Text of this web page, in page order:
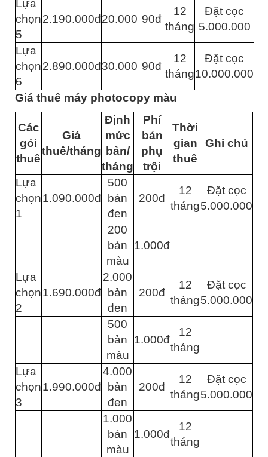
Lựa
chọn
5
2.190.000đ20.000 90đ
12
tháng
Đặt cọc
5.000.000
Lựa
chọn
6
2.890.000đ30.000 90đ
12
tháng
Đặt cọc
10.000.000
Giá thuê máy photocopy màu
Các
gói
thuê
Giá
thuê/tháng
Định
mức
bản/
tháng
Phí
bản
phụ
trội
Thời
gian
thuê
Ghi chú
Lựa
chọn
1
1.090.000đ
500
bản
đen
200đ
12
tháng
Đặt cọc
5.000.000
200
bản
màu
1.000đ
Lựa
chọn
2
1.690.000đ
2.000
bản
đen
200đ
12
tháng
Đặt cọc
5.000.000
500
bản
màu
1.000đ
12
tháng
Lựa
chọn
3
1.990.000đ
4.000
bản
đen
200đ
12
tháng
Đặt cọc
5.000.000
1.000
bản
màu
1.000đ
12
tháng